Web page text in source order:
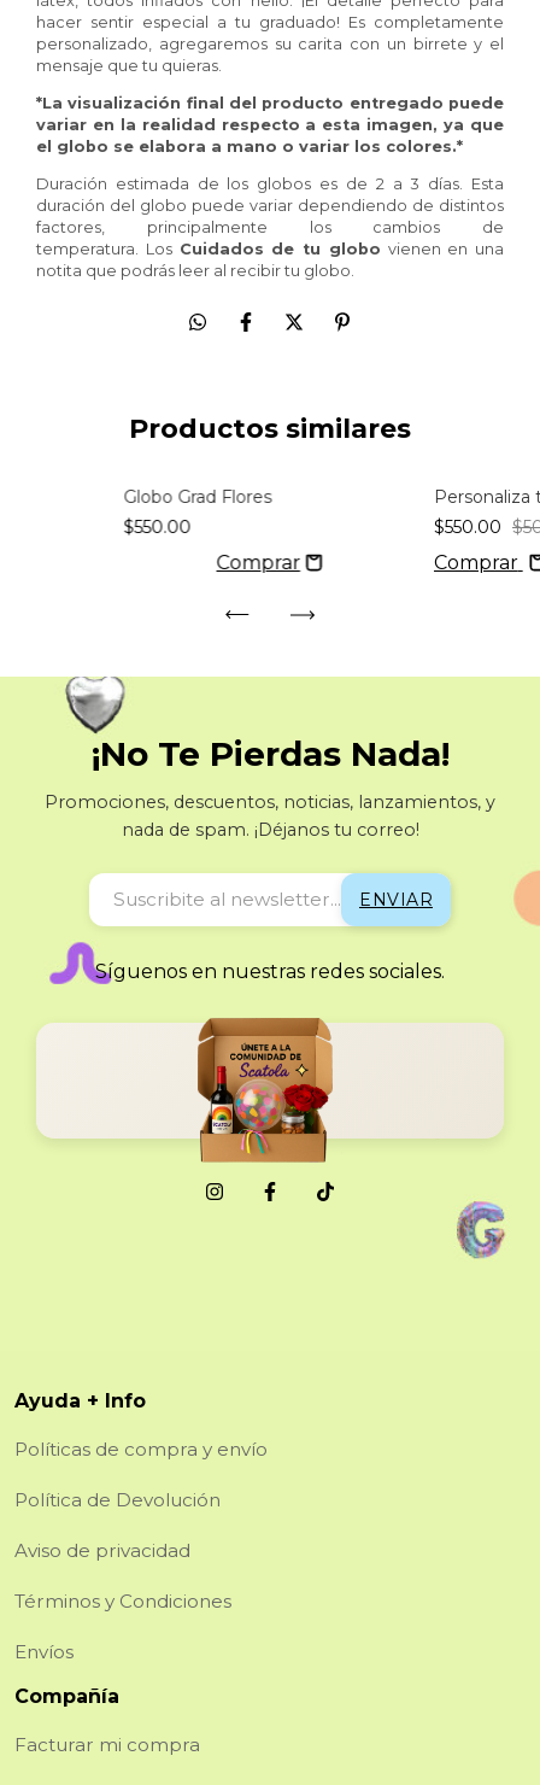
hacer sentir especial a tu graduado! Es completamente
personalizado, agregaremos su carita con un birrete y el
mensaje que tu quieras.
*La visualización final del producto entregado puede
variar en la realidad respecto a esta imagen, ya que
el globo se elabora a mano o variar los colores.*
Duración estimada de los globos es de 2 a 3 días. Esta
duración del globo puede variar dependiendo de distintos
factores, principalmente los cambios de
temperatura. Los Cuidados de tu globo vienen en una
notita que podrás leer al recibir tu globo.
Productos similares
Globo Grad Flores
$550.00
-10%OFF
$550.00
Comprar
¡No Te Pierdas Nada!
Promociones, descuentos, noticias, lanzamientos, y
nada de spam. ¡Déjanos tu correo!
Síguenos en nuestras redes sociales.
Ayuda + Info
Políticas de compra y envío
Política de Devolución
Aviso de privacidad
Términos y Condiciones
Envíos
Compañía
Facturar mi compra